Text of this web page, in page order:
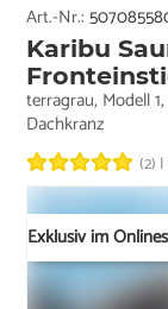
Exklusiv im
Art.-Nr.:
Karibu
terragrau, Modell
Dachkranz
(2) |